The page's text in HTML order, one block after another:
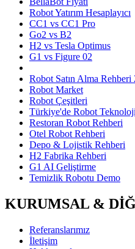
Robot Yatırım Hesaplayıcı
CC1 vs CC1 Pro
Go2 vs B2
H2 vs Tesla Optimus
G1 vs Figure 02
Robot Satın Alma Rehberi
Robot Market
Robot Çeşitleri
Türkiye'de Robot
Restoran Robot Rehberi
Otel Robot Rehberi
Depo & Lojistik Rehberi
H2 Fabrika Rehberi
G1 AI Geliştirme
Temizlik Robotu Demo
KURUMSAL &
Referanslarımız
İletişim